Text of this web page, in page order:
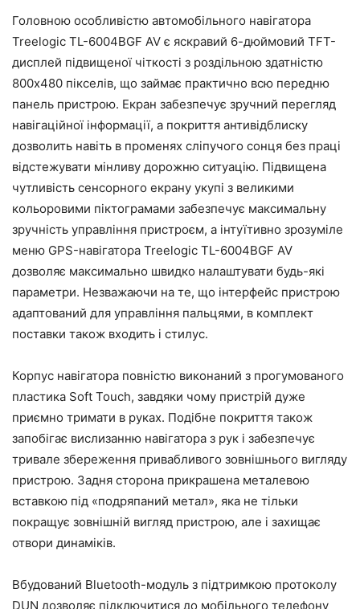
Головною особливістю автомобільного навігатора
Treelogic TL-6004BGF AV є яскравий 6-дюймовий TFT-
дисплей підвищеної чіткості з роздільною здатністю
800х480 пікселів, що займає практично всю передню
панель пристрою. Екран забезпечує зручний перегляд
навігаційної інформації, а покриття антивідблиску
дозволить навіть в променях сліпучого сонця без праці
відстежувати мінливу дорожню ситуацію. Підвищена
чутливість сенсорного екрану укупі з великими
кольоровими піктограмами забезпечує максимальну
зручність управління пристроєм, а інтуїтивно зрозуміле
меню GPS-навігатора Treelogic TL-6004BGF AV
дозволяє максимально швидко налаштувати будь-які
параметри. Незважаючи на те, що інтерфейс пристрою
адаптований для управління пальцями, в комплект
поставки також входить і стилус.
Корпус навігатора повністю виконаний з прогумованого
пластика Soft Touch, завдяки чому пристрій дуже
приємно тримати в руках. Подібне покриття також
запобігає вислизанню навігатора з рук і забезпечує
тривале збереження привабливого зовнішнього вигляду
пристрою. Задня сторона прикрашена металевою
вставкою під «подряпаний метал», яка не тільки
покращує зовнішній вигляд пристрою, але і захищає
отвори динаміків.
Вбудований Bluetooth-модуль з підтримкою протоколу
DUN дозволяє підключитися до мобільного телефону